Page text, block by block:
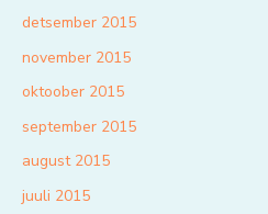
detsember 2015
november 2015
oktoober 2015
september 2015
august 2015
juuli 2015